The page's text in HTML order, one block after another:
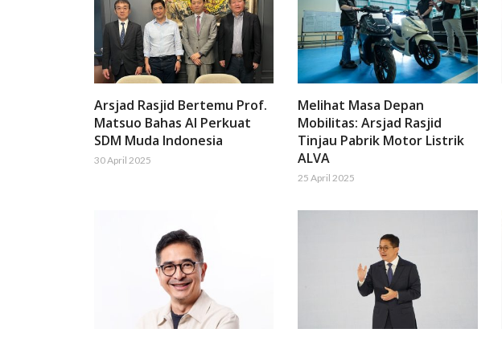
Arsjad Rasjid Bertemu Prof.
Matsuo Bahas AI Perkuat
SDM Muda Indonesia
30 April 2025
Melihat Masa Depan
Mobilitas: Arsjad Rasjid
Tinjau Pabrik Motor Listrik
ALVA
25 April 2025